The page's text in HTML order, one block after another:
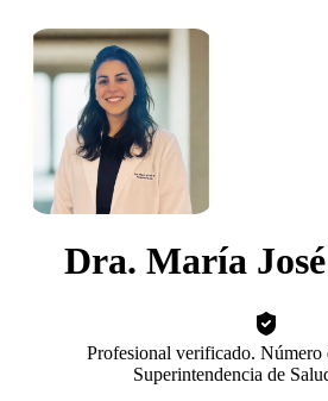
Dra. María
Profesional verificado. Número
Superintendencia de